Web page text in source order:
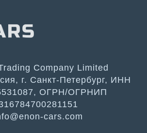
Company Limited
г. Санкт-Петербург, ИНН
ОГРН/ОГРНИП
cars.com